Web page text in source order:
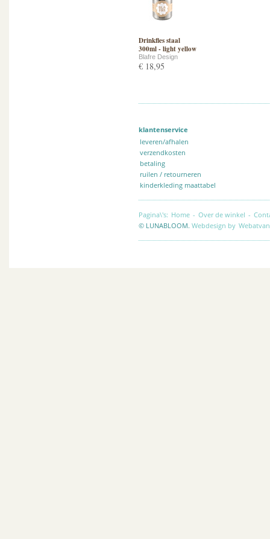
Drinkfles staal
300ml - light yellow
Blafre Design
€ 18,95
klantenservice
leveren/afhalen
verzendkosten
betaling
ruilen / retourneren
kinderkleding maattabel
Pagina\'s: Home - Over de winkel -
© LUNABLOOM. Webdesign by